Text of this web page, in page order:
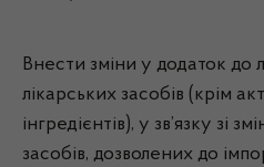
Внести зміни у додаток до
лікарських засобів (крім
інгредієнтів), у зв’язку зі
засобів, дозволених до